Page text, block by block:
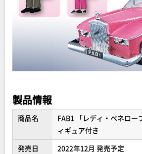
製品情報
商品名
FAB1 「レディ・ペネロー
ィギュア付き
発売日
2022年12月 発売予定